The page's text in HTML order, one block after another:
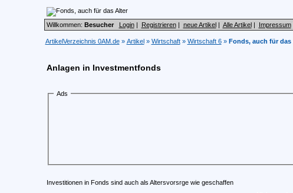
Willkommen: Besucher Login| Registrieren| neue Artikel| Alle Artikel| Impressum
ArtikelVerzeichnis 0AM.de» Artikel» Wirtschaft» Wirtschaft 6» Fonds, auch für das
Anlagen in Investmentfonds
Ads
Investitionen in Fonds sind auch als Altersvorsrge wie geschaffen